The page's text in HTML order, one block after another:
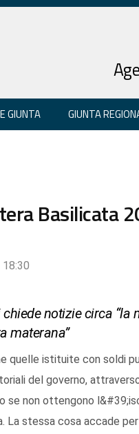
GIUNTA GIUNTA
Basilicata
18:30
notizie circa
materana”
quelle istituite con soldi
del governo,
se non ottengono
La stessa cosa accade